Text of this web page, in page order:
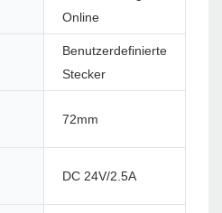
Online
Benutzerdefinierte
Stecker
72mm
DC 24V/2.5A